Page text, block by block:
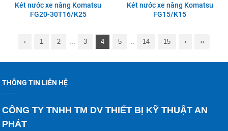
Két nước xe nâng Komatsu
FG20-30T16/K25
Két nước xe nâng Komatsu
FG15/K15
‹ 1 2 3 4 5 14 15 › ››
THÔNG TIN LIÊN HỆ
CÔNG TY TNHH TM DV THIẾT BỊ KỸ THUẬT AN
PHÁT